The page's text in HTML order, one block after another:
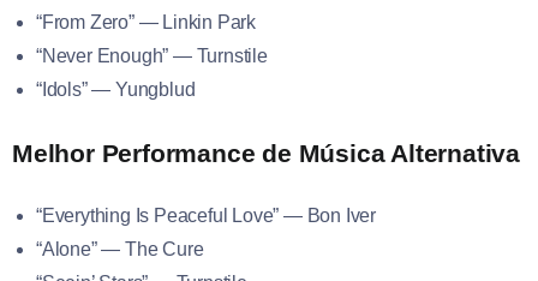
“From Zero” — Linkin Park
“Never Enough” — Turnstile
“Idols” — Yungblud
Melhor Performance de Música Alternativa
“Everything Is Peaceful Love” — Bon Iver
“Alone” — The Cure